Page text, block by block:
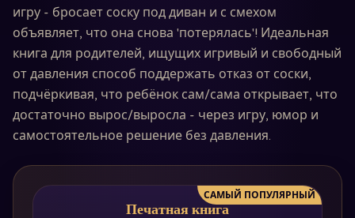
игру - бросает соску под диван и с смехом
объявляет, что она снова 'потерялась'! Идеальная
книга для родителей, ищущих игривый и свободный
от давления способ поддержать отказ от соски,
подчёркивая, что ребёнок сам/сама открывает, что
достаточно вырос/выросла - через игру, юмор и
самостоятельное решение без давления.
САМЫЙ ПОПУЛЯРНЫЙ
Печатная книга